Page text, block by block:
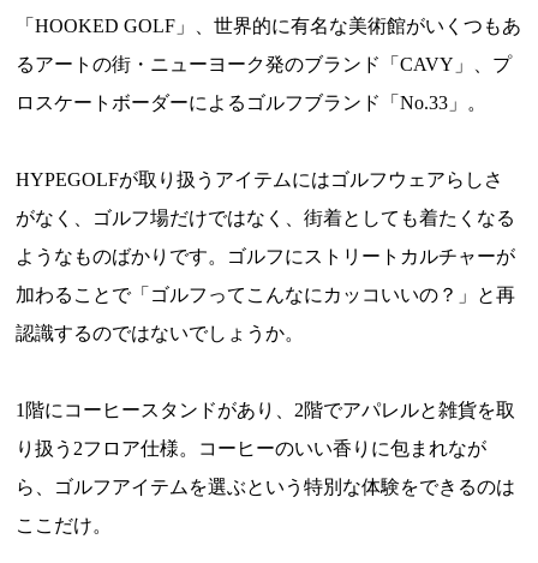
「HOOKED GOLF」、世界的に有名な美術館がいくつもあ
るアートの街・ニューヨーク発のブランド「CAVY」、プ
ロスケートボーダーによるゴルフブランド「No.33」。
HYPEGOLFが取り扱うアイテムにはゴルフウェアらしさ
がなく、ゴルフ場だけではなく、街着としても着たくなる
ようなものばかりです。ゴルフにストリートカルチャーが
加わることで「ゴルフってこんなにカッコいいの？」と再
認識するのではないでしょうか。
1階にコーヒースタンドがあり、2階でアパレルと雑貨を取
り扱う2フロア仕様。コーヒーのいい香りに包まれなが
ら、ゴルフアイテムを選ぶという特別な体験をできるのは
ここだけ。